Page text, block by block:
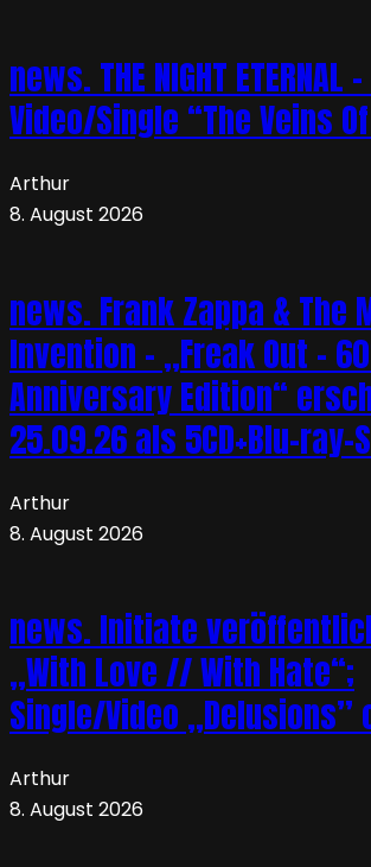
news. THE NIGHT ETERNAL
Video/Single “The Veins
Arthur
8. August 2026
news. Frank Zappa & The
Invention – „Freak Out –
Anniversary Edition“
25.09.26 als 5CD+Blu-ray-
Arthur
8. August 2026
news. Initiate
„With Love // With Hate“;
Single/Video „Delusions”
Arthur
8. August 2026